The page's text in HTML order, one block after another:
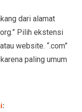
dari alamat
Pilih ekstensi
website. “.com”
paling umum
: